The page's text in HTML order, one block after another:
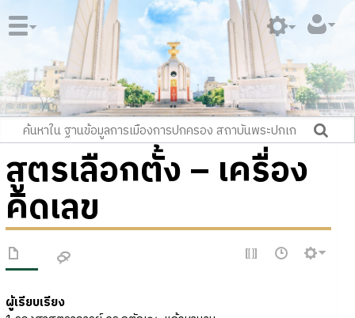
สูตรเลือกตั้ง – เครื่อง
คิดเลข
ผู้เรียบเรียง